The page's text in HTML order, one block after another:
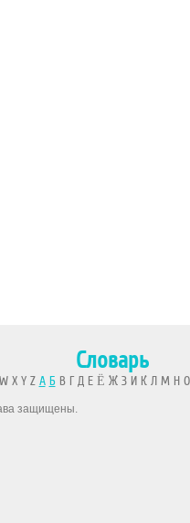
Словарь
X Y Z А БВ Г Д Е Ё Ж З И К Л М Н О
защищены.